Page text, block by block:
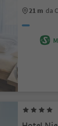
21 m da